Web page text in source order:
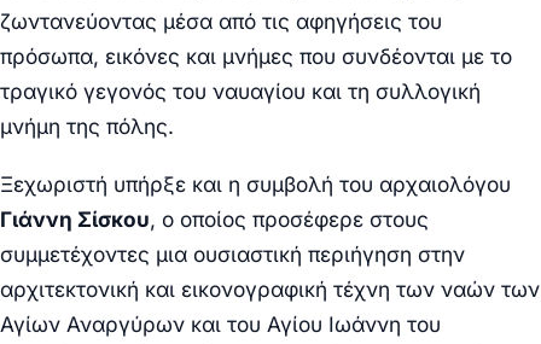
ζωντανεύοντας μέσα από τις αφηγήσεις του
πρόσωπα, εικόνες και μνήμες που συνδέονται με το
τραγικό γεγονός του ναυαγίου και τη συλλογική
μνήμη της πόλης.
Ξεχωριστή υπήρξε και η συμβολή του αρχαιολόγου
Γιάννη Σίσκου, ο οποίος προσέφερε στους
συμμετέχοντες μια ουσιαστική περιήγηση στην
αρχιτεκτονική και εικονογραφική τέχνη των ναών των
Αγίων Αναργύρων και του Αγίου Ιωάννη του